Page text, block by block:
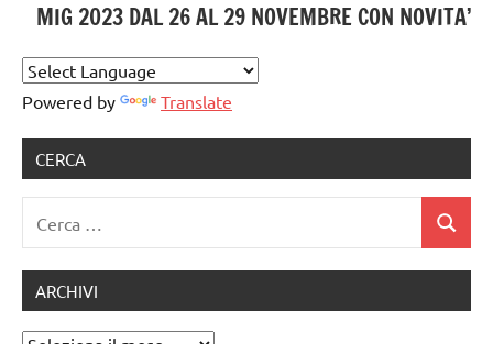
MIG 2023 DAL 26 AL 29 NOVEMBRE CON NOVITA’
Powered by Translate
CERCA
per:
Cerca
ARCHIVI